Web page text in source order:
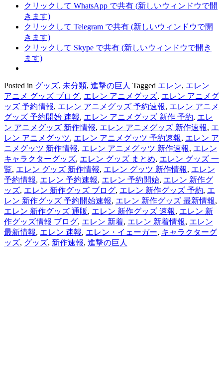
クリックして WhatsApp で共有 (新しいウィンドウで開
きます)
クリックして Telegram で共有 (新しいウィンドウで開
きます)
クリックして Skype で共有 (新しいウィンドウで開き
ます)
Posted in グッズ, 未分類, 進撃の巨人 Tagged エレン, エレン
アニメ グッズ ブログ, エレン アニメグッズ, エレン アニメグ
ッズ 予約情報, エレン アニメグッズ 予約速報, エレン アニメ
グッズ 予約開始 速報, エレン アニメグッズ 新作 予約, エレ
ン アニメグッズ 新作情報, エレン アニメグッズ 新作速報, エ
レン アニメグッツ, エレン アニメグッツ 予約速報, エレン ア
ニメグッツ 新作情報, エレン アニメグッツ 新作速報, エレン
キャラクターグッズ, エレン グッズ まとめ, エレン グッズ 一
覧, エレン グッズ 新作情報, エレン グッツ 新作情報, エレン
予約情報, エレン 予約速報, エレン 予約開始, エレン 新作グ
ッズ, エレン 新作グッズ ブログ, エレン 新作グッズ 予約, エ
レン 新作グッズ 予約開始速報, エレン 新作グッズ 最新情報,
エレン 新作グッズ 通販, エレン 新作グッズ 速報, エレン 新
作グッズ情報 ブログ, エレン 新着, エレン 新着情報, エレン
最新情報, エレン 速報, エレン・イェーガー, キャラクターグ
ッズ, グッズ, 新作速報, 進撃の巨人